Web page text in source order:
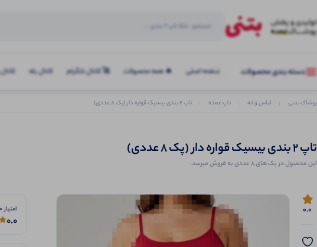
دسته بندی محصولات صفحه اصلی 🔥 همه محصولات 🚀 کانال تلگرام کانال بله
پوشاک بتنی لباس زنانه تاپ عمده تاپ ۲ بندی بیسیک قواره دار (پک 8 عددی)
تاپ ۲ بندی بیسیک قواره دار (پک 8 عددی)
این محصول در پک های 8 عددی به فروش میرسد.
0.0 امتیاز 0 خریدار
0.0